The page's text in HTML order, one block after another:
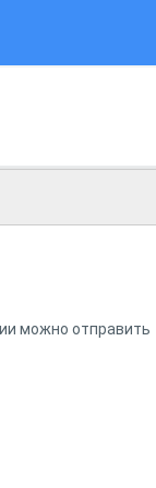
можно отправить